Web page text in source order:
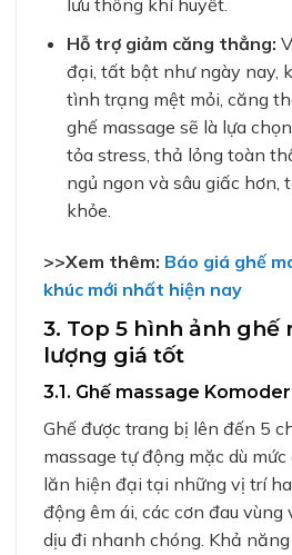
lưu thông khí huyết.
Hỗ trợ giảm căng thẳng:
đại, tất bật như ngày nay,
tình trạng mệt mỏi, căng
ghế massage sẽ là lựa
tỏa stress, thả lỏng toàn
ngủ ngon và sâu giấc hơn,
khỏe.
>>Xem thêm: Báo giá ghế
khúc mới nhất hiện nay
3. Top 5 hình ảnh ghế
lượng giá tốt
3.1. Ghế massage
Ghế được trang bị lên đến 5
massage tự động mặc dù
lăn hiện đại tại những vị trí
động êm ái, các cơn đau
dịu đi nhanh chóng. Khả